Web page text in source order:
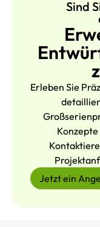
Sind
Erleben Sie
Jetzt ein